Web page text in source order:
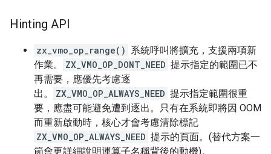
Hinting API
zx_vmo_op_range() 系統呼叫將擴充，支援兩項新
作業。
ZX_VMO_OP_DONT_NEED 提示指定的範圍已不
再需要，應優先考慮逐
出。
ZX_VMO_OP_ALWAYS_NEED 提示指定範圍很重
要，應盡可能避免遭到逐出。只有在系統即將因 OOM
而重新啟動時，核心才會考慮清除標記
ZX_VMO_OP_ALWAYS_NEED 提示的頁面。(替代方案一
節會更詳細說明運算子名稱背後的動機)。